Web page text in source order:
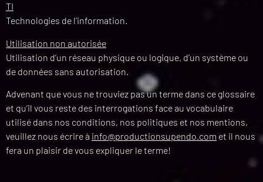
TI
Technologies de l’information.
Utilisation non autorisée
Utilisation d’un réseau physique ou logique, d’un système ou
de données sans autorisation.
Advenant que vous ne trouviez pas un terme dans ce glossaire
et qu’il vous reste des interrogations face au vocabulaire
utilisé dans nos conditions, nos politiques et nos mentions,
veuillez nous écrire à info@productionsupendo.com et il nous
fera un plaisir de vous expliquer le terme!